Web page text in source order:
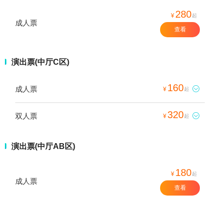
成人票
¥ 280起
查看
演出票(中厅C区)
成人票 ¥ 160起 
双人票 ¥320起 
演出票(中厅AB区)
成人票
¥ 180起
查看